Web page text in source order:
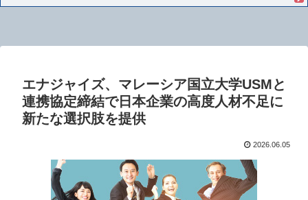
エナジャイズ、マレーシア国立大学USMと
連携協定締結で日本企業の高度人材不足に
新たな選択肢を提供
2026.06.05